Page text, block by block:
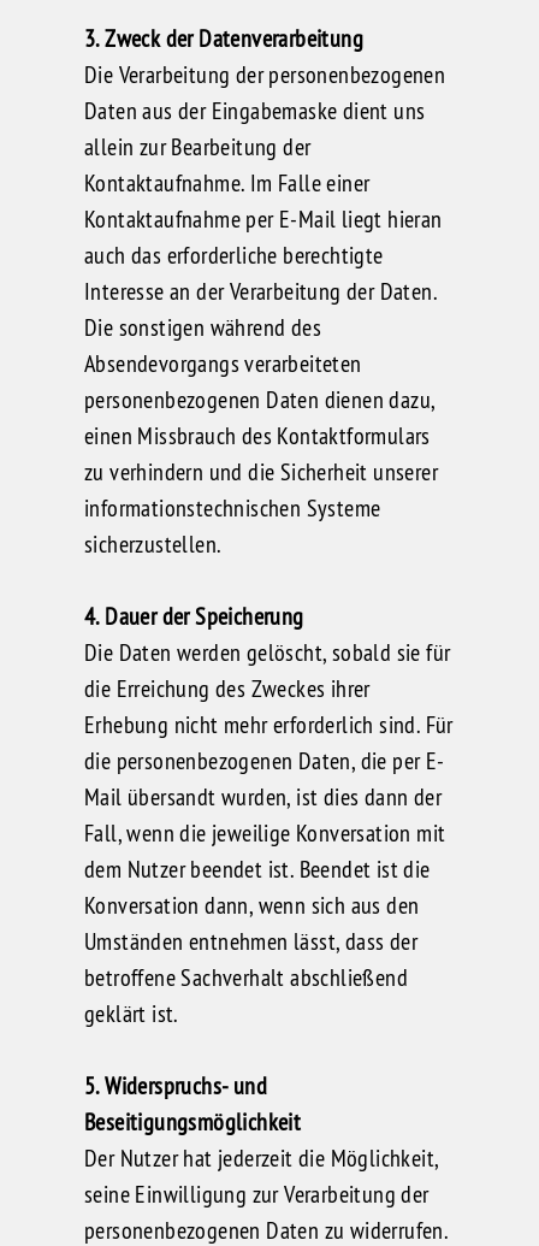
3. Zweck der Datenverarbeitung
Die Verarbeitung der personenbezogenen
Daten aus der Eingabemaske dient uns
allein zur Bearbeitung der
Kontaktaufnahme. Im Falle einer
Kontaktaufnahme per E-Mail liegt hieran
auch das erforderliche berechtigte
Interesse an der Verarbeitung der Daten.
Die sonstigen während des
Absendevorgangs verarbeiteten
personenbezogenen Daten dienen dazu,
einen Missbrauch des Kontaktformulars
zu verhindern und die Sicherheit unserer
informationstechnischen Systeme
sicherzustellen.
4. Dauer der Speicherung
Die Daten werden gelöscht, sobald sie für
die Erreichung des Zweckes ihrer
Erhebung nicht mehr erforderlich sind. Für
die personenbezogenen Daten, die per E-
Mail übersandt wurden, ist dies dann der
Fall, wenn die jeweilige Konversation mit
dem Nutzer beendet ist. Beendet ist die
Konversation dann, wenn sich aus den
Umständen entnehmen lässt, dass der
betroffene Sachverhalt abschließend
geklärt ist.
5. Widerspruchs- und
Beseitigungsmöglichkeit
Der Nutzer hat jederzeit die Möglichkeit,
seine Einwilligung zur Verarbeitung der
personenbezogenen Daten zu widerrufen.